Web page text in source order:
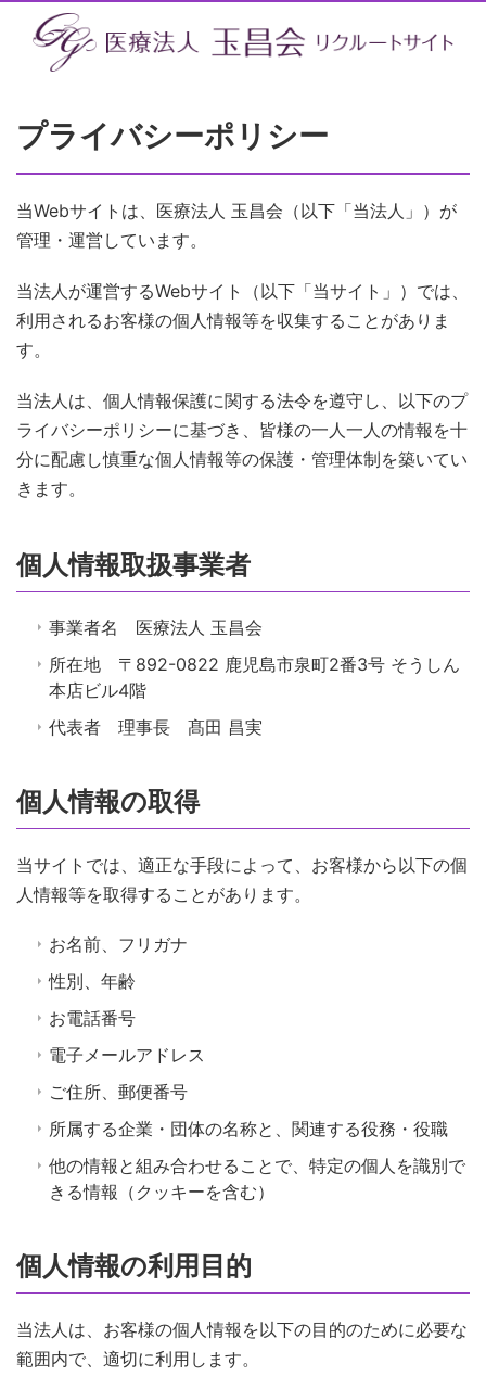
プライバシーポリシー
当Webサイトは、医療法人 玉昌会（以下「当法人」）が
管理・運営しています。
当法人が運営するWebサイト（以下「当サイト」）では、
利用されるお客様の個人情報等を収集することがありま
す。
当法人は、個人情報保護に関する法令を遵守し、以下のプ
ライバシーポリシーに基づき、皆様の一人一人の情報を十
分に配慮し慎重な個人情報等の保護・管理体制を築いてい
きます。
個人情報取扱事業者
事業者名 医療法人 玉昌会
所在地 〒892-0822 鹿児島市泉町2番3号 そうしん
本店ビル4階
代表者 理事長 髙田 昌実
個人情報の取得
当サイトでは、適正な手段によって、お客様から以下の個
人情報等を取得することがあります。
お名前、フリガナ
性別、年齢
お電話番号
電子メールアドレス
ご住所、郵便番号
所属する企業・団体の名称と、関連する役務・役職
他の情報と組み合わせることで、特定の個人を識別で
きる情報（クッキーを含む）
個人情報の利用目的
当法人は、お客様の個人情報を以下の目的のために必要な
範囲内で、適切に利用します。